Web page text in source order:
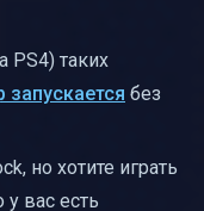
PS4) таких
запускается без
но хотите играть
у вас есть